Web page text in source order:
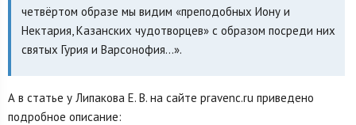
четвёртом образе мы видим «преподобных Иону и
Нектария, Казанских чудотворцев» с образом посреди них
святых Гурия и Варсонофия…».
А в статье у Липакова Е. В. на сайте pravenc.ru приведено
подробное описание: